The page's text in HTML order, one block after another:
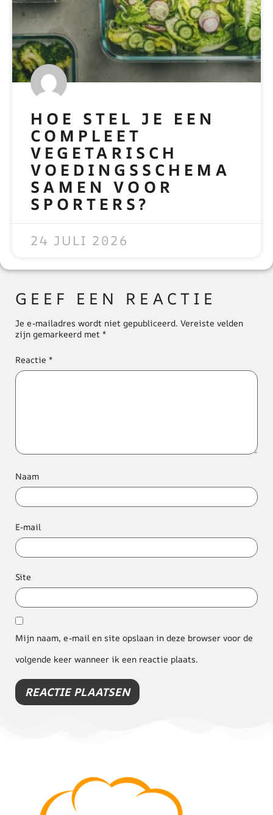
HOE STEL JE EEN
COMPLEET
VEGETARISCH
VOEDINGSSCHEMA
SAMEN VOOR
SPORTERS?
24 JULI 2026
GEEF EEN REACTIE
Je e-mailadres wordt niet gepubliceerd. Vereiste velden
zijn gemarkeerd met *
Reactie *
Naam
E-mail
Site
Mijn naam, e-mail en site opslaan in deze browser voor de
volgende keer wanneer ik een reactie plaats.